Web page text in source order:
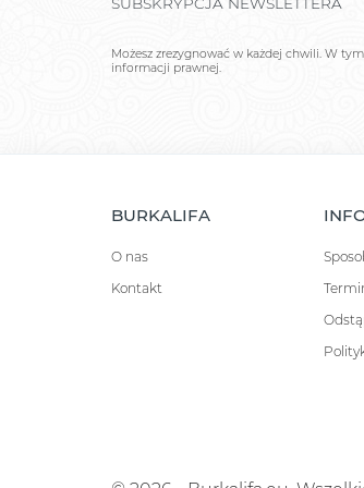
Możesz zrezygnować w każdej chwili. W
informacji prawnej.
BURKALIFA
O nas
Kontakt